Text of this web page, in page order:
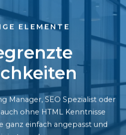
ELEMENTE
Manager, SEO Spezialist oder
ohne HTML Kenntnisse
ganz einfach angepasst und